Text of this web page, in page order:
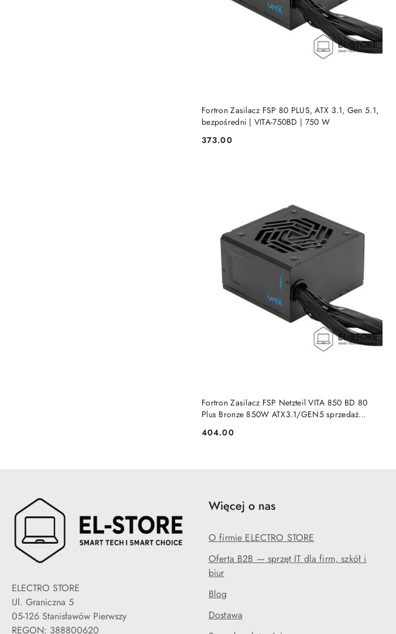
Fortron Zasilacz FSP 80 PLUS, ATX 3.1, Gen 5.1,
bezpośredni | VITA-750BD | 750 W
Cena:
373.00
DO KOSZYKA
Fortron Zasilacz FSP Netzteil VITA 850 BD 80
Plus Bronze 850W ATX3.1/GEN5 sprzedaż
Cena:
404.00
DO KOSZYKA
ELECTRO STORE
Ul. Graniczna 5
05-126 Stanisławów Pierwszy
REGON: 388800620
Więcej o nas
O firmie ELECTRO STORE
Oferta B2B — sprzęt IT dla firm, szkół i
biur
Blog
Dostawa